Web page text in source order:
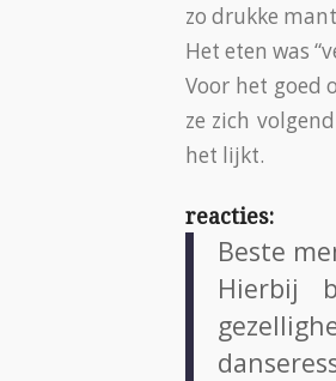
zo drukke
Het eten was
Voor het goed
ze zich
het lijkt.
reacties:
Beste
Hierbij